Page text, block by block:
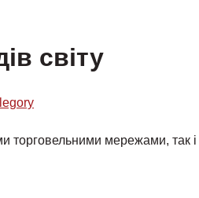
світу
торговельними мережами, так і